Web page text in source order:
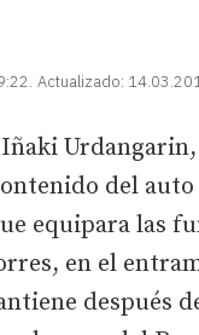
Actualizado:
del
equipara las
en el
después